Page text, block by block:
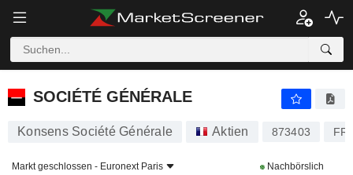
SOCIÉTÉ GÉNÉRALE
SOCIÉTÉ GÉNÉRALE
Konsens Société Générale Aktien 873403
Markt geschlossen - Euronext Paris
Nachbörslich